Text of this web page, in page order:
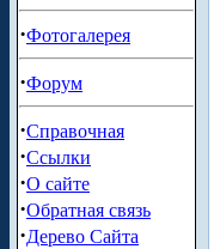
·Фотогалерея
·Форум
·Справочная
·Ссылки
·О сайте
·Обратная связь
·Дерево Сайта